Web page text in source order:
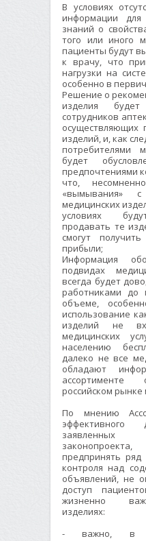
В условиях
информации
знаний о
того или иного
пациенты будут
к врачу, что
нагрузки на
особенно в
Решение о
изделия
сотрудников
осуществляющих
изделий, и, как
потребителями
будет
предпочтениями
что,
«вымывания»
медицинских
условиях
продавать те
смогут
прибыли;
Информация
подвидах
всегда будет
работниками до
объеме,
использование
изделий не
медицинских
населению
далеко не все
обладают
российском рынке
По мнению
эффективного
заявленных
предпринять
контроля над
объявлений, не
доступ
жизненно
изделиях:
- важно, в